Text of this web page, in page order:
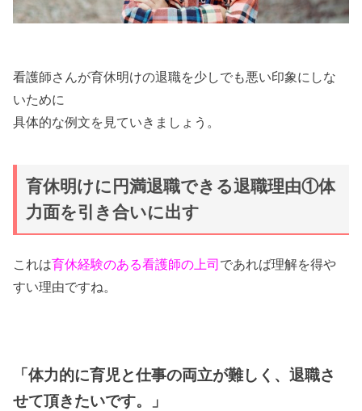
看護師さんが育休明けの退職を少しでも悪い印象にしな
いために
具体的な例文を見ていきましょう。
育休明けに円満退職できる退職理由①体
力面を引き合いに出す
これは育休経験のある看護師の上司であれば理解を得や
すい理由ですね。
「体力的に育児と仕事の両立が難しく、退職さ
せて頂きたいです。」